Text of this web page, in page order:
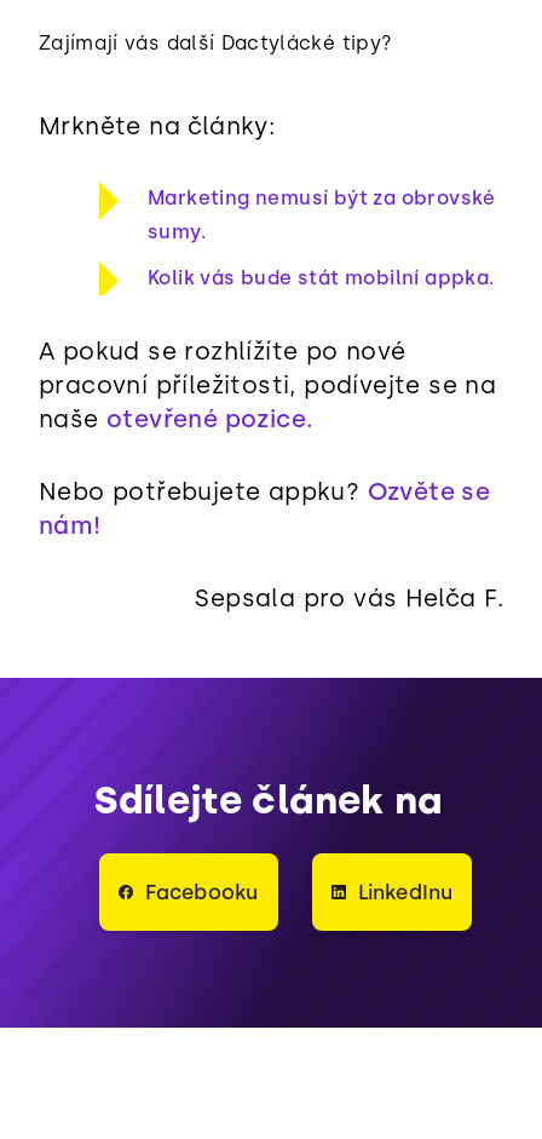
Zajímají vás další Dactylácké tipy?
Mrkněte na články:
Marketing nemusí být za obrovské
sumy.
Kolik vás bude stát mobilní appka.
A pokud se rozhlížíte po nové
pracovní příležitosti, podívejte se na
naše otevřené pozice.
Nebo potřebujete appku? Ozvěte se
nám!
Sepsala pro vás Helča F.
Sdílejte článek na
Facebooku LinkedInu